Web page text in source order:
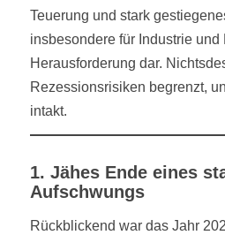
Teuerung und stark
insbesondere für Industrie
Herausforderung dar.
Rezessionsrisiken begrenzt,
intakt.
1. Jähes Ende eines
Aufschwungs
Rückblickend war das Jahr